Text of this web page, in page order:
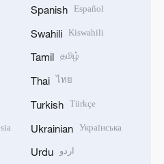
Spanish Español
Swahili Kiswahili
Tamil தமிழ்
Thai ไทย
Turkish Türkçe
Ukrainian Українська
Urdu اردو